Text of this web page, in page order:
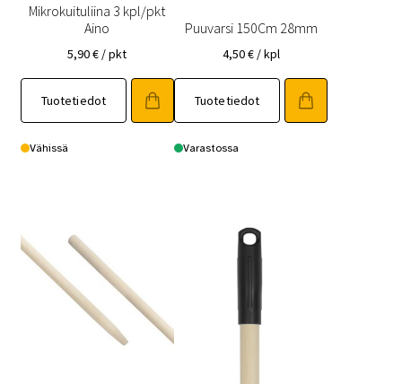
Mikrokuituliina 3 kpl/pkt
Aino
5,90€ / pkt
Tuotetiedot
Vähissä
Puuvarsi 150Cm 28mm
4,50€ / kpl
Tuotetiedot
Varastossa